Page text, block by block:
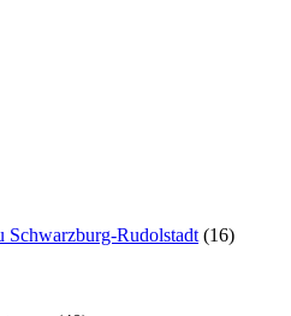
Schwarzburg-Rudolstadt (16)